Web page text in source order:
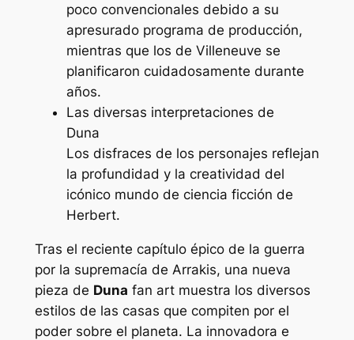
poco convencionales debido a su
apresurado programa de producción,
mientras que los de Villeneuve se
planificaron cuidadosamente durante
años.
Las diversas interpretaciones de
Duna
Los disfraces de los personajes reflejan
la profundidad y la creatividad del
icónico mundo de ciencia ficción de
Herbert.
Tras el reciente capítulo épico de la guerra
por la supremacía de Arrakis, una nueva
pieza de Duna fan art muestra los diversos
estilos de las casas que compiten por el
poder sobre el planeta. La innovadora e